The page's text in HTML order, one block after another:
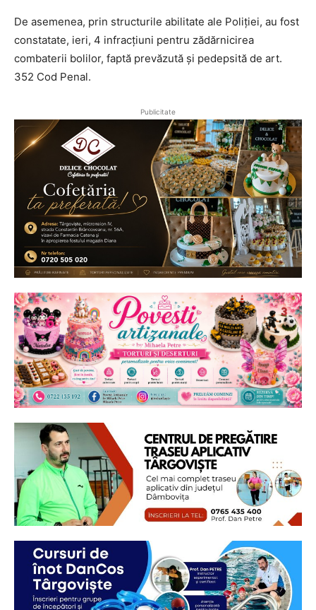
De asemenea, prin structurile abilitate ale Poliției, au fost
constatate, ieri, 4 infracțiuni pentru zădărnicirea
combaterii bolilor, faptă prevăzută și pedepsită de art.
352 Cod Penal.
Publicitate